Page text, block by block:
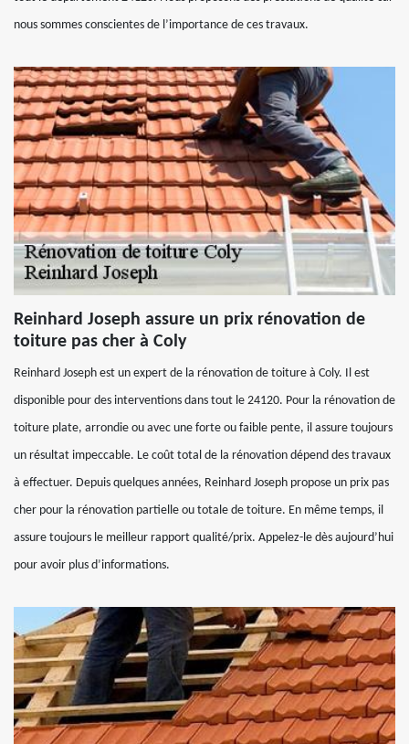
nous sommes conscientes de l’importance de ces travaux.
Reinhard Joseph assure un prix rénovation de
toiture pas cher à Coly
Reinhard Joseph est un expert de la rénovation de toiture à Coly. Il est
disponible pour des interventions dans tout le 24120. Pour la rénovation de
toiture plate, arrondie ou avec une forte ou faible pente, il assure toujours
un résultat impeccable. Le coût total de la rénovation dépend des travaux
à effectuer. Depuis quelques années, Reinhard Joseph propose un prix pas
cher pour la rénovation partielle ou totale de toiture. En même temps, il
assure toujours le meilleur rapport qualité/prix. Appelez-le dès aujourd’hui
pour avoir plus d’informations.